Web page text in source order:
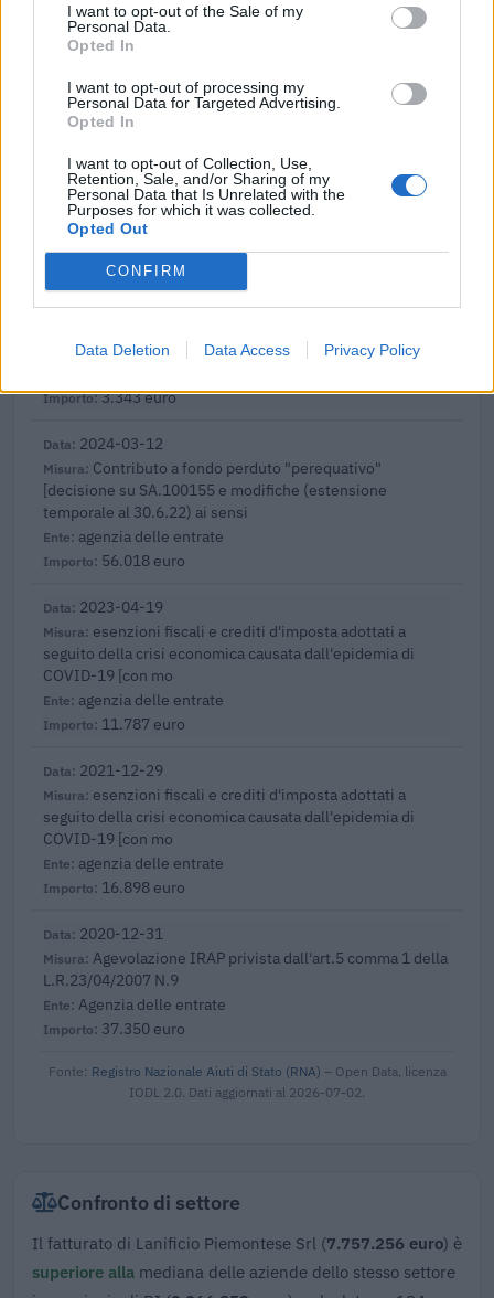
I want to opt-out of the Sale of my
Personal Data.
Opted In
I want to opt-out of processing my
Personal Data for Targeted Advertising.
Opted In
I want to opt-out of Collection, Use,
Retention, Sale, and/or Sharing of my
Personal Data that Is Unrelated with the
Purposes for which it was collected.
Opted Out
CONFIRM
Data Deletion Data Access Privacy Policy
DIRITTO ALLO STUDIO UNIVERSITARIO , FO
259 euro
2025-02-05
Academy di filiera sistemi di mobilità – green jobs e
regionale
REGIONE PIEMONTE - DIREZIONE ISTRUZIONE E
DIRITTO ALLO STUDIO UNIVERSITARIO , FO
437 euro
2025-01-30
Esonero dal versamento dei contributi previdenziali
L. 178/
3.343 euro
2024-03-12
Contributo a fondo perduto "perequativo"
[decisione su SA.100155 e modifiche (estensione
temporale al 30.6.22) ai sensi
agenzia delle entrate
56.018 euro
2023-04-19
esenzioni fiscali e crediti d'imposta adottati a
seguito della crisi economica causata dall'epidemia di
COVID-19 [con mo
agenzia delle entrate
11.787 euro
2021-12-29
esenzioni fiscali e crediti d'imposta adottati a
seguito della crisi economica causata dall'epidemia di
COVID-19 [con mo
agenzia delle entrate
16.898 euro
2020-12-31
Agevolazione IRAP privista dall'art.5 comma 1 della
L.R.23/04/2007 N.9
Agenzia delle entrate
37.350 euro
Fonte: Registro Nazionale Aiuti di Stato (RNA) – Open Data, licenza
IODL 2.0. Dati aggiornati al 2026-07-02.
Confronto di settore
Il fatturato di Lanificio Piemontese Srl (7.757.256 euro) è
superiore alla mediana delle aziende dello stesso settore